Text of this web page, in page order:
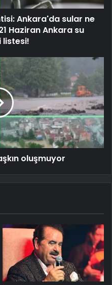
Ankara'da sular ne
Haziran Ankara su
listesi!
oluşmuyor